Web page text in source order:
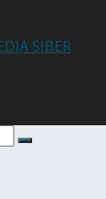
SIBER